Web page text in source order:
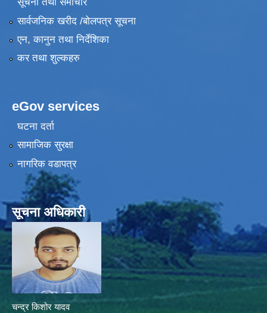
सार्वजनिक खरीद /बोलपत्र सूचना
एन, कानुन तथा निर्देशिका
कर तथा शुल्कहरु
eGov services
घटना दर्ता
सामाजिक सुरक्षा
नागरिक वडापत्र
सूचना अधिकारी
चन्द्र किशोर यादव